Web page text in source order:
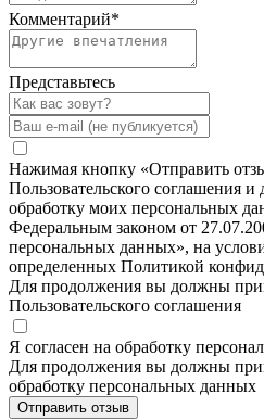
Комментарий*
Представьтесь
Нажимая кнопку «Отправить
Пользовательского соглашения и
обработку моих персональных
Федеральным законом от
персональных данных», на
определенных Политикой
Для продолжения вы должны
Пользовательского соглашения
Я согласен на обработку
Для продолжения вы должны
обработку персональных данных
Отправить отзыв